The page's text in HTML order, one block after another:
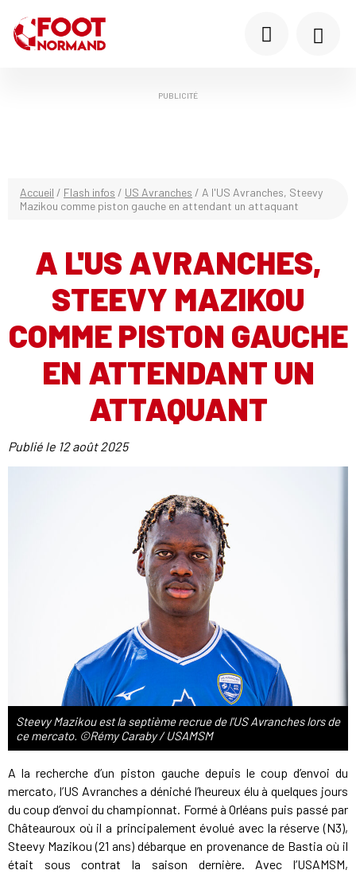
PUBLICITÉ
Accueil / Flash infos / US Avranches / A l'US Avranches, Steevy
Mazikou comme piston gauche en attendant un attaquant
A L'US AVRANCHES,
STEEVY MAZIKOU
COMME PISTON GAUCHE
EN ATTENDANT UN
ATTAQUANT
Publié le 12 août 2025
Steevy Mazikou est la septième recrue de l'US Avranches lors de
ce mercato. ©Rémy Caraby / USAMSM
A la recherche d’un piston gauche depuis le coup d’envoi du
mercato, l’US Avranches a déniché l’heureux élu à quelques jours
du coup d’envoi du championnat. Formé à Orléans puis passé par
Châteauroux où il a principalement évolué avec la réserve (N3),
Steevy Mazikou (21 ans) débarque en provenance de Bastia où il
était sous contrat la saison dernière. Avec l’USAMSM,